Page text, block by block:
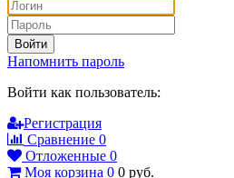
Войти
Напомнить пароль
Войти как пользователь:
Регистрация
Сравнение 0
Отложенные 0
Моя корзина 0 0 руб.